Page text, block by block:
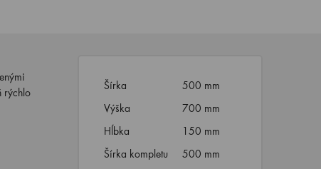
rýchlo
Šírka
500 mm
Výška
700 mm
Hĺbka
150 mm
Šírka kompletu
500 mm